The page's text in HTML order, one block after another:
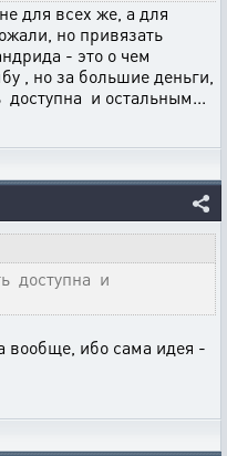
для всех же, а для
но привязать
- это о чем
, но за большие деньги,
и остальным...
доступна и
вообще, ибо сама идея -